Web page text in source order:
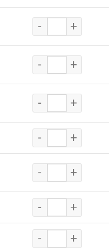
- +
- +
- +
- +
- +
- +
- +